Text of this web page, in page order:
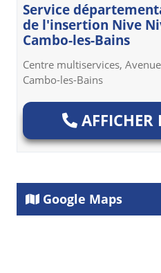
Service
de l'insertion Nive
Cambo-les-Bains
Centre multiservices,
Cambo-les-Bains
AFFICHER
Google Maps